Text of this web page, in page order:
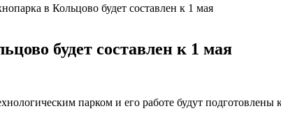
в Кольцово будет составлен к 1 мая
будет составлен к 1 мая
парком и его работе будут подготовлены